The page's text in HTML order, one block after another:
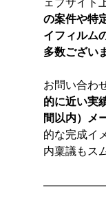
の案件や特
イフィルム
多数ござい
お問い合わ
的に近い実
間以内）メ
的な完成イ
内稟議もス